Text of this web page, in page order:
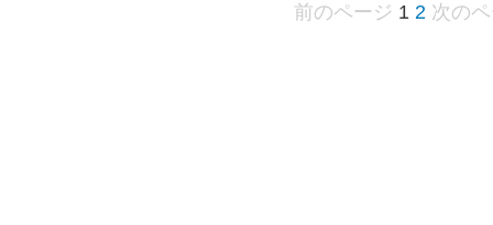
前のページ 1 2 次の